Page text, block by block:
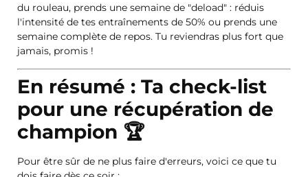
du rouleau, prends une semaine de "deload" : réduis
l'intensité de tes entraînements de 50% ou prends une
semaine complète de repos. Tu reviendras plus fort que
jamais, promis !
En résumé : Ta check-list
pour une récupération de
champion 🏆
Pour être sûr de ne plus faire d'erreurs, voici ce que tu